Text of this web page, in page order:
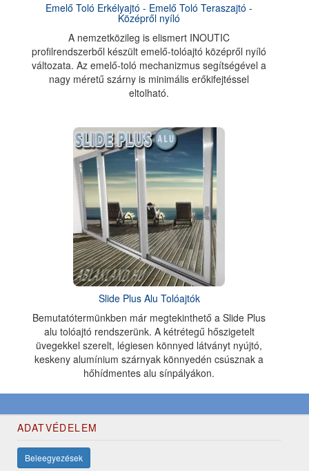
Emelő Toló Erkélyajtó - Emelő Toló Teraszajtó -
Középről nyíló
A nemzetközileg is elismert INOUTIC
profilrendszerből készült emelő-tolóajtó középről nyíló
változata. Az emelő-toló mechanizmus segítségével a
nagy méretű szárny is minimális erőkifejtéssel
eltolható.
Slide Plus Alu Tolóajtók
Bemutatótermünkben már megtekinthető a Slide Plus
alu tolóajtó rendszerünk. A kétrétegű hőszigetelt
üvegekkel szerelt, légiesen könnyed látványt nyújtó,
keskeny alumínium szárnyak könnyedén csúsznak a
hőhídmentes alu sínpályákon.
ADATVÉDELEM
Beleegyezések